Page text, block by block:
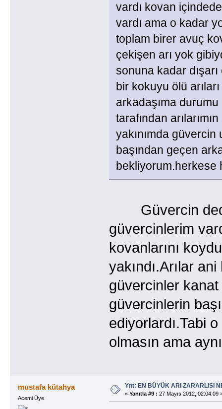
vardı kovan
vardı ama o kadar
toplam birer avuç
çekişen arı yok
sonuna kadar
bir kokuyu ölü
arkadaşıma
tarafından
yakınımda
başından geçen
bekliyorum.herkese
Güvercin
güvercinlerim
kovanlarını
yakındı.Arılar
güvercinler kanat
güvercinlerin
ediyorlardı.Tabi
olmasın ama
mustafa kütahya
Acemi Üye
Ynt: EN BÜYÜK ARI ZARARLISI
« Yanıtla #9 : 27 Mayıs 2012, 02:04:09